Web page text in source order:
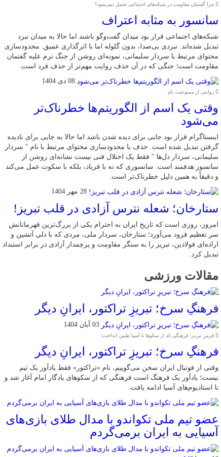
چرا گفتمان مقاومت در شبکه‌های اجتماعی تحمل نمی‌شود؟
سانسور به مثابه اعتراف
شبکه‌های اجتماعی قرار بود میدان گفت‌وگو باشند اما حالا به میدان نبرد
تبدیل شده‌اند. نبردی بی‌صدا، بدون گلوله اما با اثرگذاری عمیق. محدودسازی
محتوای مرتبط با سردار سلیمانی، نمونه‌ای روشن از جنگ نرم علیه گفتمان
مقاومت است؛ جنگی که در آن حذف روایت مهم‌تر از حذف فرد است.
08 دی 1404
روایتی از ممنوعیت نام
وقتی یک اسم از الگوریتم‌ها خطرناک‌تر
می‌شود
اینستاگرام قرار بود جایی برای دیده شدن باشد اما حالا به جایی برای نادیده
گرفتن تبدیل شده است. حذف یا محدودسازی محتوای مرتبط با نام " سردار
سلیمانی، سردار دل‌ها " فقط یک اختلال فنی نیست نشانه‌ای روشن از
سانسور هدفمند است. سانسوری که نه با فریاد، بلکه با سکوت عمل می‌کند
و دقیقاً به همین دلیل خطرناک‌تر است.
28 مهر 1404
ستارخان؛ شعله نترس آزادی در قلب تبریز!
امروز، روزی است که تاریخ ایران به احترام یکی از بزرگ‌ترین قهرمانانش
سر تعظیم فرود می‌آورد؛ ستارخان، سردار ملی، مردی که با دلی آتشین و
اراده‌ای فولادین، تبریز را به سنگر مقاومت و پرچمدار آزادی در برابر استبداد
تبدیل کرد.
مقالات ورزشی
فرهنگِ سرخ؛ تبریزِ تراکتور، ایرانِ دیگر
03 آبان 1404
قرمزِ تبریز؛ فرهنگی که از سکوها تا آسیا طنین انداخت؛
فرهنگِ سرخ؛ تبریزِ تراکتور، ایرانِ دیگر
وقتی از فوتبال ایران سخن می‌گوییم، نام «تراکتور» فقط یادآور یک تیم
نیست؛ یادآور یک فرهنگ است فرهنگی که از سکوهای یادگار امام آغاز شد و
تا استادیوم‌های آسیا ادامه یافت.
عضو تیم ملی تکواندو با مدال طلای بازی‌های
آسیایی به ایران برمی‌گردم